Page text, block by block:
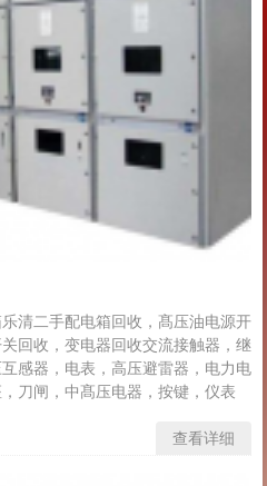
清二手配电箱回收，髙压油电源开
回收，变电器回收交流接触器，继
感器，电表，高压避雷器，电力电
刀闸，中髙压电器，按键，仪表
查看详细